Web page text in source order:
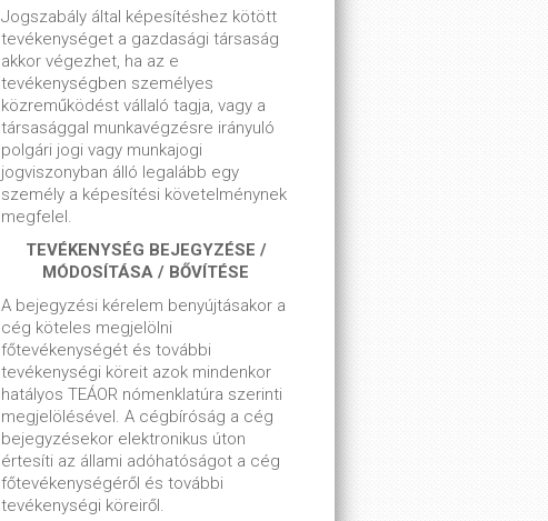
Jogszabály által képesítéshez kötött
tevékenységet a gazdasági társaság
akkor végezhet, ha az e
tevékenységben személyes
közreműködést vállaló tagja, vagy a
társasággal munkavégzésre irányuló
polgári jogi vagy munkajogi
jogviszonyban álló legalább egy
személy a képesítési követelménynek
megfelel.
TEVÉKENYSÉG BEJEGYZÉSE /
MÓDOSÍTÁSA / BŐVÍTÉSE
A bejegyzési kérelem benyújtásakor a
cég köteles megjelölni
főtevékenységét és további
tevékenységi köreit azok mindenkor
hatályos TEÁOR nómenklatúra szerinti
megjelölésével. A cégbíróság a cég
bejegyzésekor elektronikus úton
értesíti az állami adóhatóságot a cég
főtevékenységéről és további
tevékenységi köreiről.